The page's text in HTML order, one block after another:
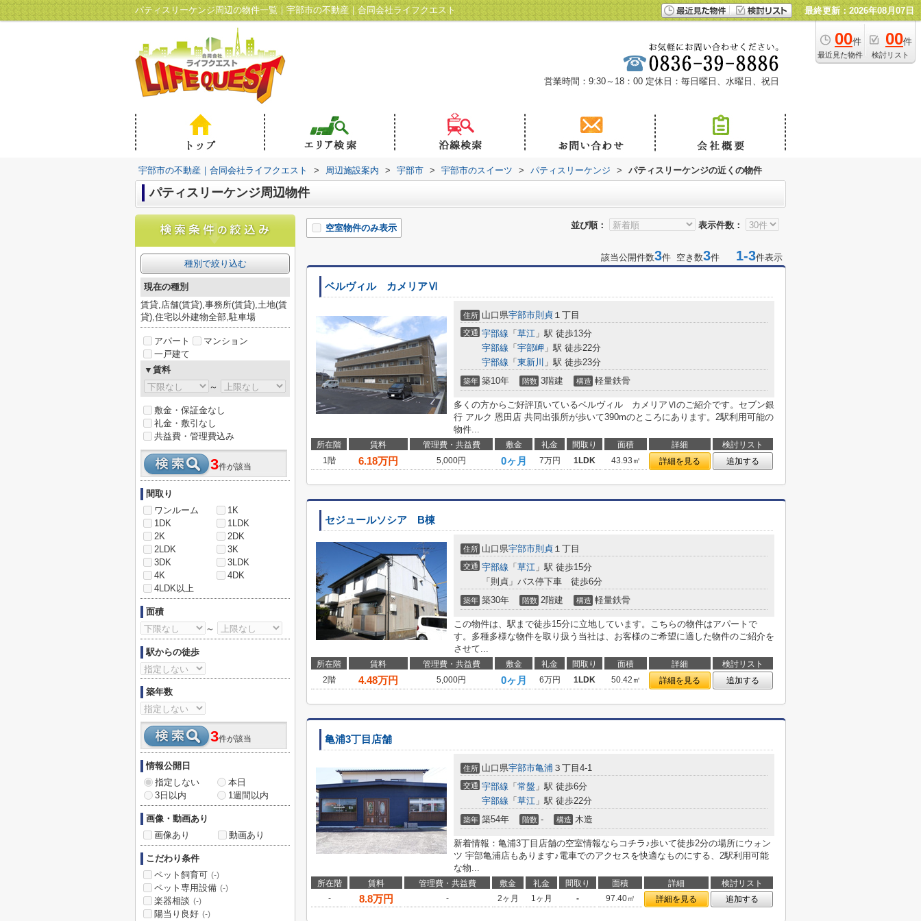
パティスリーケンジ周辺の物件一覧｜宇部市の不動産｜合同会社ライフクエスト 最終更新：2026年08月07日
00件
最近見た物件
00件
検討リスト
営業時間：9:30～18：00 定休日：毎日曜日、水曜日、祝日
宇部市の不動産｜合同会社ライフクエスト > 周辺施設案内 > 宇部市 > 宇部市のスイーツ > パティスリーケンジ > パティスリーケンジの近くの物件
パティスリーケンジ周辺物件
並び順： 表示件数：
空室物件のみ表示
該当公開件数3件 空き数3件 1-3件表示
ベルヴィル カメリアⅥ
住所 山口県宇部市則貞 １丁目
交通 宇部線 「 草江 」駅 徒歩13分
宇部線 「 宇部岬 」駅 徒歩22分
宇部線 「 東新川 」駅 徒歩23分
築年 築10年 階数 3階建 構造 軽量鉄骨
多くの方からご好評頂いているベルヴィル カメリアⅥのご紹介です。セブン銀
行 アルク 恩田店 共同出張所が歩いて390mのところにあります。2駅利用可能の
物件...
所在階 賃料 管理費・共益費 敷金 礼金 間取り 面積 詳細
検討リスト
1階
6.18万円 5,000円 0ヶ月 7万円 1LDK 43.93㎡ 詳細を見る 追加する
セジュールソシア B棟
住所 山口県宇部市則貞 １丁目
交通 宇部線 「 草江 」駅 徒歩15分
「則貞」バス停下車 徒歩6分
築年 築30年 階数 2階建 構造 軽量鉄骨
この物件は、駅まで徒歩15分に立地しています。こちらの物件はアパートで
す。多種多様な物件を取り扱う当社は、お客様のご希望に適した物件のご紹介を
させて...
所在階 賃料 管理費・共益費 敷金 礼金 間取り 面積 詳細
検討リスト
2階
4.48万円 5,000円 0ヶ月 6万円 1LDK 50.42㎡ 詳細を見る 追加する
亀浦3丁目店舗
住所 山口県宇部市亀浦 ３丁目4-1
交通 宇部線 「 常盤 」駅 徒歩6分
宇部線 「 草江 」駅 徒歩22分
築年 築54年 階数 - 構造 木造
新着情報：亀浦3丁目店舗の空室情報ならコチラ♪歩いて徒歩2分の場所にウォン
ツ 宇部亀浦店もあります♪電車でのアクセスを快適なものにする、2駅利用可能
な物...
所在階 賃料 管理費・共益費 敷金 礼金 間取り 面積 詳細
検討リスト
-
8.8万円 - 2ヶ月 1ヶ月 - 97.40㎡ 詳細を見る 追加する
種別で絞り込む
現在の種別
賃貸,店舗(賃貸),事務所(賃貸),土地(賃
貸),住宅以外建物全部,駐車場
アパート
マンション
一戸建て
▼賃料
～
敷金・保証金なし
礼金・敷引なし
共益費・管理費込み
3件が該当
間取り
ワンルーム
1K
1DK
1LDK
2K
2DK
2LDK
3K
3DK
3LDK
4K
4DK
4LDK以上
面積
～
駅からの徒歩
築年数
3件が該当
情報公開日
指定しない
本日
3日以内
1週間以内
画像・動画あり
画像あり
動画あり
こだわり条件
ペット飼育可 (-)
ペット専用設備 (-)
楽器相談 (-)
陽当り良好 (-)